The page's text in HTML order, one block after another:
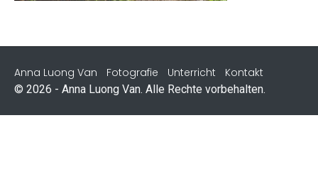
Anna Luong Van Fotografie Unterricht Kontakt
© 2026 - Anna Luong Van. Alle Rechte vorbehalten.